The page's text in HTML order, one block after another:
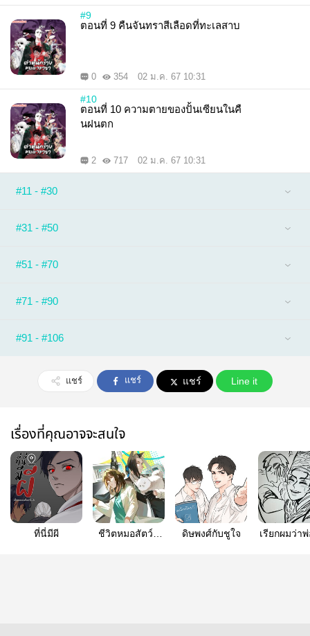
#9
ตอนที่ 9 คืนจันทราสีเลือดที่ทะเลสาบ
0 354 02 ม.ค. 67 10:31
#10
ตอนที่ 10 ความตายของปั้นเซียนในคื
นฝนตก
2 717 02 ม.ค. 67 10:31
#11 - #30
#31 - #50
#51 - #70
#71 - #90
#91 - #106
แชร์ แชร์ แชร์ Line it
เรื่องที่คุณอาจจะสนใจ
ที่นี่มีผี
ชีวิตหมอสัตว์ที่
ดิษพงศ์กับชูใจ
เรียกผมว่า